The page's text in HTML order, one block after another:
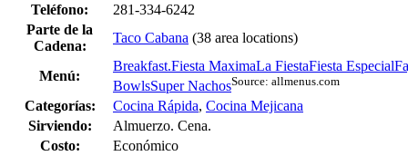
Teléfono:
281-334-6242
Parte de la
Cadena:
Taco Cabana (38 area locations)
Menú:
Breakfast.Fiesta MaximaLa FiestaFiesta Especial
BowlsSuper NachosSource: allmenus.com
Categorías: Cocina Rápida, Cocina Mejicana
Sirviendo:
Almuerzo. Cena.
Costo:
Económico